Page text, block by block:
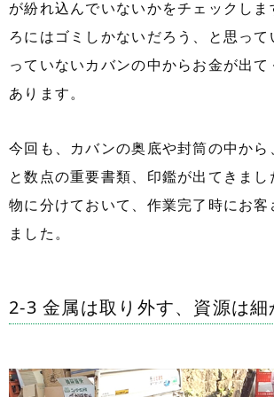
が紛れ込んでいないかをチェックしま
ろにはゴミしかないだろう、と思って
っていないカバンの中からお金が出て
あります。
今回も、カバンの奥底や封筒の中から
と数点の重要書類、印鑑が出てきま
物に分けておいて、作業完了時にお客
ました。
2-3 金属は取り外す、資源は細